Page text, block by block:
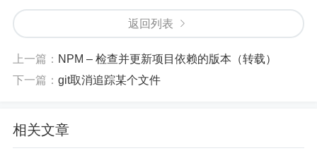
————————————————
tails/121229781
本文链接：https://www.only4.work/blog/?id=381
返回列表
上一篇： NPM – 检查并更新项目依赖的版本（转载）
下一篇： git取消追踪某个文件
相关文章